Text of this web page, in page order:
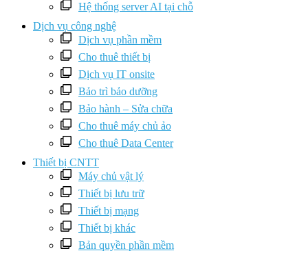
Hệ thống server AI tại chỗ
Dịch vụ công nghệ
Dịch vụ phần mềm
Cho thuê thiết bị
Dịch vụ IT onsite
Bảo trì bảo dưỡng
Bảo hành – Sửa chữa
Cho thuê máy chủ ảo
Cho thuê Data Center
Thiết bị CNTT
Máy chủ vật lý
Thiết bị lưu trữ
Thiết bị mạng
Thiết bị khác
Bản quyền phần mềm